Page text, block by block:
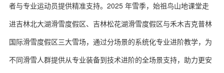
者与专业运动员提供精准支持。2025 年雪季，始祖鸟山地课堂走
进吉林北大湖滑雪度假区、吉林松花湖滑雪度假区与禾木吉克普林
国际滑雪度假区三大雪场，通过分场景的系统化专业进阶教学，为
不同滑雪人群提供从专业装备到技术进阶的全场景支持，助力更安